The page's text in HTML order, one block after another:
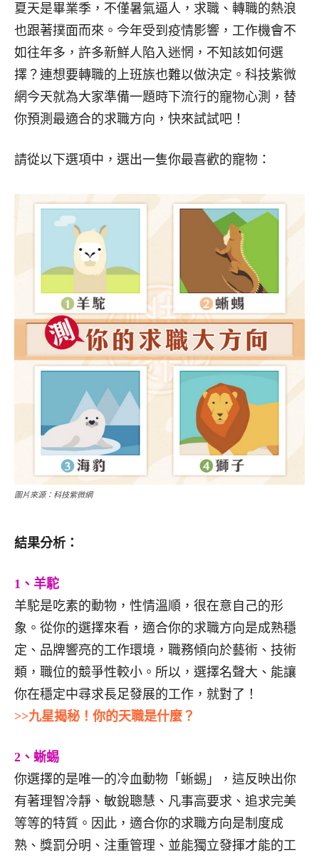
夏天是畢業季，不僅暑氣逼人，求職、轉職的熱浪
也跟著撲面而來。今年受到疫情影響，工作機會不
如往年多，許多新鮮人陷入迷惘，不知該如何選
擇？連想要轉職的上班族也難以做決定。科技紫微
網今天就為大家準備一題時下流行的寵物心測，替
你預測最適合的求職方向，快來試試吧！
請從以下選項中，選出一隻你最喜歡的寵物：
圖片來源：科技紫微網
結果分析：
1、羊駝
羊駝是吃素的動物，性情溫順，很在意自己的形
象。從你的選擇來看，適合你的求職方向是成熟穩
定、品牌響亮的工作環境，職務傾向於藝術、技術
類，職位的競爭性較小。所以，選擇名聲大、能讓
你在穩定中尋求長足發展的工作，就對了！
>>九星揭秘！你的天職是什麼？
2、蜥蜴
你選擇的是唯一的冷血動物「蜥蜴」，這反映出你
有著理智冷靜、敏銳聰慧、凡事高要求、追求完美
等等的特質。因此，適合你的求職方向是制度成
熟、獎罰分明、注重管理、並能獨立發揮才能的工